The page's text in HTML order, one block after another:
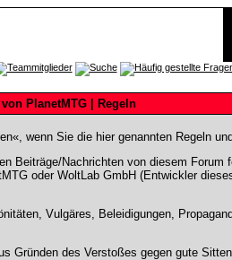
PlanetMTG | Regeln
wenn Sie die hier genannten Regeln
Beiträge/Nachrichten von diesem
oder WoltLab GmbH (Entwickler
Vulgäres, Beleidigungen,
des Verstoßes gegen gute